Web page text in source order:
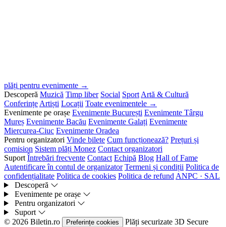
plăți pentru evenimente →
Descoperă Muzică Timp liber Social Sport Artă & Cultură
Conferințe Artiști Locații Toate evenimentele →
Evenimente pe orașe Evenimente București Evenimente Târgu
Mureș Evenimente Bacău Evenimente Galați Evenimente
Miercurea-Ciuc Evenimente Oradea
Pentru organizatori Vinde bilete Cum funcționează? Prețuri și
comision Sistem plăți Monez Contact organizatori
Suport Întrebări frecvente Contact Echipă Blog Hall of Fame
Autentificare în contul de organizator Termeni și condiții Politica de
confidențialitate Politica de cookies Politica de refund ANPC · SAL
Descoperă
Evenimente pe orașe
Pentru organizatori
Suport
© 2026 Biletin.ro
Preferințe cookies Plăți securizate 3D Secure